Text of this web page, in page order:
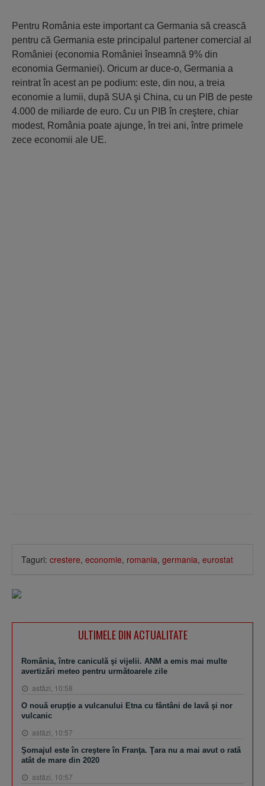
Pentru România este important ca Germania să crească
pentru că Germania este principalul partener comercial al
României (economia României înseamnă 9% din
economia Germaniei). Oricum ar duce-o, Germania a
reintrat în acest an pe podium: este, din nou, a treia
economie a lumii, după SUA şi China, cu un PIB de peste
4.000 de miliarde de euro. Cu un PIB în creştere, chiar
modest, România poate ajunge, în trei ani, între primele
zece economii ale UE.
Taguri: crestere, economie, romania, germania, eurostat
ULTIMELE DIN ACTUALITATE
România, între caniculă şi vijelii. ANM a emis mai multe
avertizări meteo pentru următoarele zile
astăzi, 10:58
O nouă erupţie a vulcanului Etna cu fântâni de lavă şi nor
vulcanic
astăzi, 10:57
Şomajul este în creştere în Franţa. Ţara nu a mai avut o rată
atât de mare din 2020
astăzi, 10:57